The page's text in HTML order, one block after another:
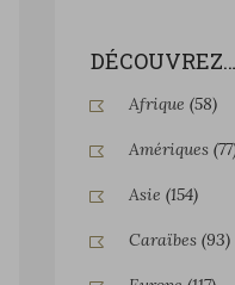
DÉCOUVREZ…
Afrique (58)
Amériques
Asie (154)
Caraïbes(93)